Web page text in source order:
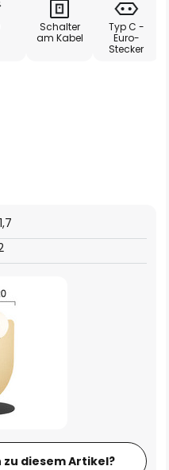
Schalter
am Kabel
Typ C -
Euro-
Stecker
zu diesem Artikel?